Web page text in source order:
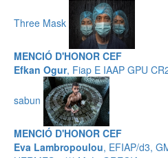
Three Mask
MENCIÓ D'HONOR CEF
Efkan Ogur, Fiap E IAAP GPU
sabun
MENCIÓ D'HONOR CEF
Eva Lambropoulou, EFIAP/d3,